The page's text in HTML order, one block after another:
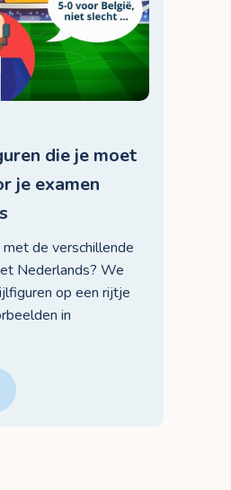
die je moet
je examen
de verschillende
Nederlands? We
op een rijtje
in